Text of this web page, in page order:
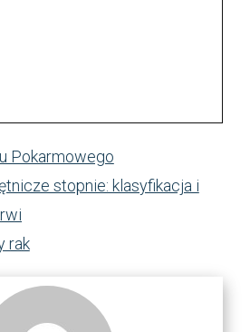
Pokarmowego
stopnie: klasyfikacja i
rak